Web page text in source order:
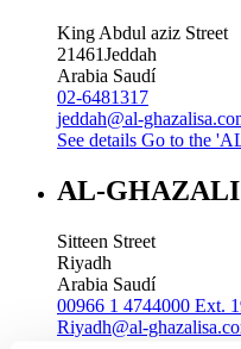
King Abdul aziz Street
21461Jeddah
Arabia Saudí
02-6481317
jeddah@al-
See details Go to the
AL-
Sitteen Street
Riyadh
Arabia Saudí
00966 1 4744000 Ext.
Riyadh@al-